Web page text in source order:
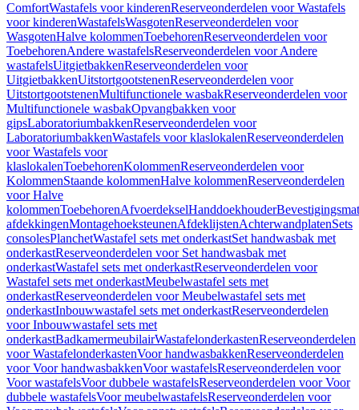
ComfortWastafels voor kinderenReserveonderdelen voor Wastafels
voor kinderenWastafelsWasgotenReserveonderdelen voor
WasgotenHalve kolommenToebehorenReserveonderdelen voor
ToebehorenAndere wastafelsReserveonderdelen voor Andere
wastafelsUitgietbakkenReserveonderdelen voor
UitgietbakkenUitstortgootstenenReserveonderdelen voor
UitstortgootstenenMultifunctionele wasbakReserveonderdelen voor
Multifunctionele wasbakOpvangbakken voor
gipsLaboratoriumbakkenReserveonderdelen voor
LaboratoriumbakkenWastafels voor klaslokalenReserveonderdelen
voor Wastafels voor
klaslokalenToebehorenKolommenReserveonderdelen voor
KolommenStaande kolommenHalve kolommenReserveonderdelen
voor Halve
kolommenToebehorenAfvoerdekselHanddoekhouder
afdekkingenMontagehoeksteunenAfdeklijstenAchterwandplatenSets
consolesPlanchetWastafel sets met onderkastSet handwasbak met
onderkastReserveonderdelen voor Set handwasbak met
onderkastWastafel sets met onderkastReserveonderdelen voor
Wastafel sets met onderkastMeubelwastafel sets met
onderkastReserveonderdelen voor Meubelwastafel sets met
onderkastInbouwwastafel sets met onderkastReserveonderdelen
voor Inbouwwastafel sets met
onderkastBadkamermeubilairWastafelonderkastenReserveonderdelen
voor WastafelonderkastenVoor handwasbakkenReserveonderdelen
voor Voor handwasbakkenVoor wastafelsReserveonderdelen voor
Voor wastafelsVoor dubbele wastafelsReserveonderdelen voor Voor
dubbele wastafelsVoor meubelwastafelsReserveonderdelen voor